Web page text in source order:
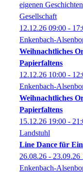
Line Dance für
26.08.26 - 23.09.26
Enkenbach-
eigenen
Gesellschaft
12.12.26 09:00 -
Enkenbach-
Weihnachtliches
Papierfaltens
12.12.26 10:00 -
Enkenbach-
Weihnachtliches
Papierfaltens
15.12.26 19:00 -
Landstuhl